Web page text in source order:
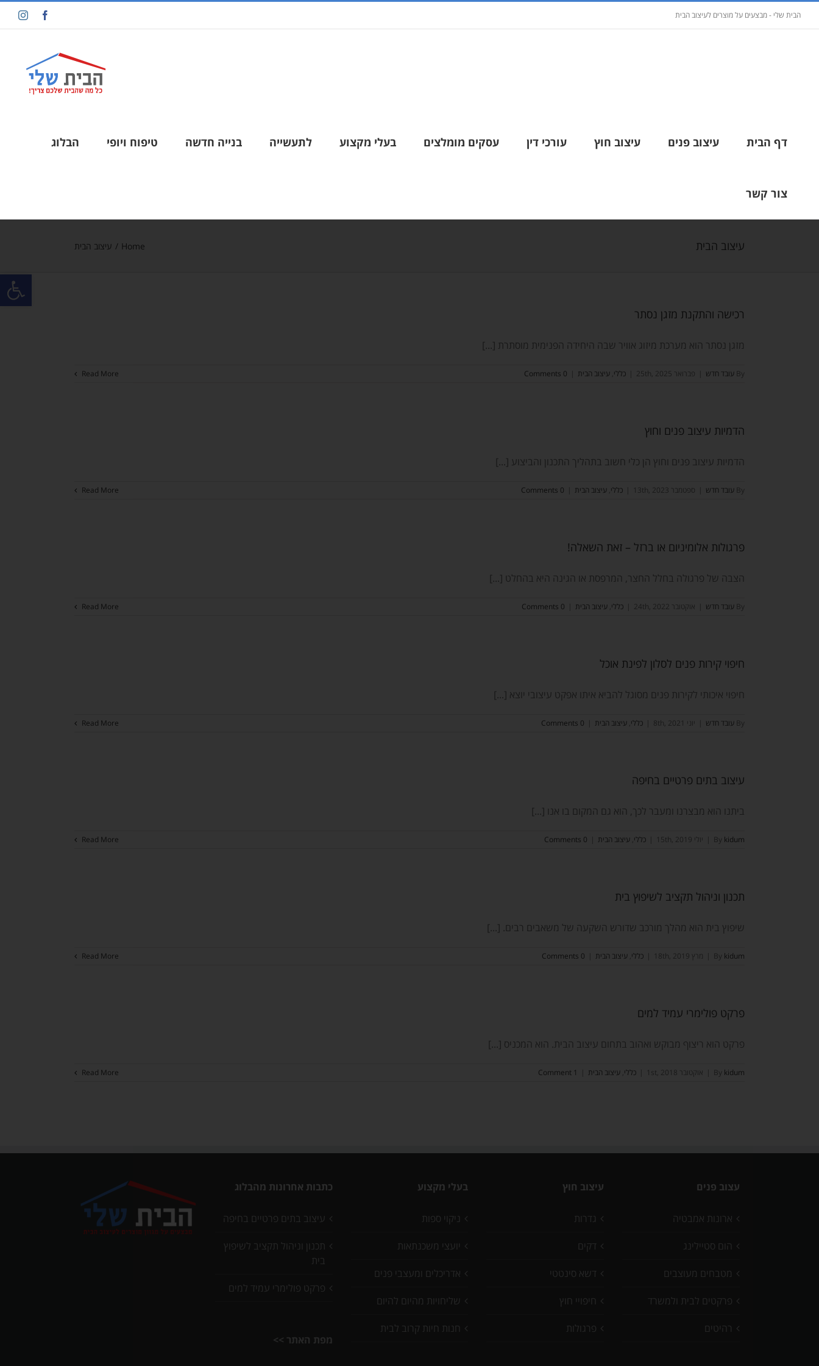
פתח
הבית שלי - מבצעים על מוצרים לעיצוב הבית
דף הבית עיצוב פנים עיצוב חוץ עורכי דין עסקים מומלצים בעלי מקצוע לתעשייה בנייה חדשה טיפוח ויופי הבלוג
צור קשר
עיצוב הבית Home
/ עיצוב הבית
רכישה והתקנת מזגן נסתר
מזגן נסתר הוא מערכת מיזוג אוויר שבה היחידה הפנימית מוסתרת [...]
By עובד חדש פברואר 25th, 2025 כללי, עיצוב הבית 0 Comments
Read More
הדמיות עיצוב פנים וחוץ
הדמיות עיצוב פנים וחוץ הן כלי חשוב בתהליך התכנון והביצוע [...]
By עובד חדש ספטמבר 13th, 2023 כללי, עיצוב הבית 0 Comments
Read More
פרגולות אלומיניום או ברזל – זאת השאלה!
הצבה של פרגולה בחלל החצר, המרפסת או הגינה היא בהחלט [...]
By עובד חדש אוקטובר 24th, 2022 כללי, עיצוב הבית 0 Comments
Read More
חיפוי קירות פנים לסלון לפינת אוכל
חיפוי איכותי לקירות פנים מסוגל להביא איתו אפקט עיצובי יוצא [...]
By עובד חדש יוני 8th, 2021 כללי, עיצוב הבית 0 Comments
Read More
עיצוב בתים פרטיים בחיפה
ביתנו הוא מבצרנו ומעבר לכך, הוא גם המקום בו אנו [...]
By kidum יולי 15th, 2019 כללי, עיצוב הבית 0 Comments
Read More
תכנון וניהול תקציב לשיפוץ בית
שיפוץ בית הוא מהלך מורכב שדורש השקעה של משאבים רבים. [...]
By kidum מרץ 18th, 2019 כללי, עיצוב הבית 0 Comments
Read More
פרקט פולימרי עמיד למים
פרקט הוא ריצוף מבוקש ואהוב בתחום עיצוב הבית. הוא המכניס [...]
By kidum אוקטובר 1st, 2018 כללי, עיצוב הבית 1 Comment
Read More
עצוב פנים
ארונות אמבטיה
הום סטיילינג
מטבחים מעוצבים
פרקטים לבית ולמשרד
רהיטים
עיצוב חוץ
גדרות
דקים
דשא סינטטי
חיפויי חוץ
פרגולות
בעלי מקצוע
ניקוי ספות
יועצי משכנתאות
אדריכלים ומעצבי פנים
שליחויות מהיום להיום
חנות חיות קרוב לבית
כתבות אחרונות מהבלוג
עיצוב בתים פרטיים בחיפה
תכנון וניהול תקציב לשיפוץ
בית
פרקט פולימרי עמיד למים
מפת האתר >>